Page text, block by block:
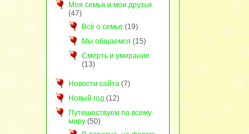
Моя семья и мои друзья
(47)
Всё о семье (19)
Мы общаемся (15)
Смерть и умирание
(13)
Новости сайта(7)
Новый год(12)
Путешествуем по всему
миру(50)